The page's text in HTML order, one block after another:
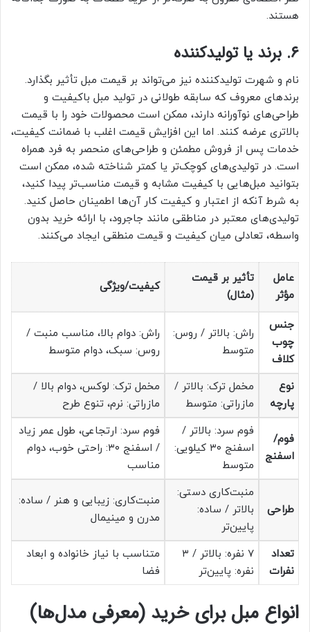
هستند.
۶. برند یا تولیدکننده
نام و شهرت تولیدکننده نیز می‌تواند بر قیمت مبل تأثیر بگذارد.
برندهای معروف که سابقه طولانی در تولید مبل باکیفیت و
طراحی‌های نوآورانه دارند، ممکن است محصولات خود را با قیمت
بالاتری عرضه کنند. اما این افزایش قیمت اغلب با ضمانت کیفیت،
خدمات پس از فروش مطمئن و طراحی‌های منحصر به فرد همراه
است. در تولیدی‌های کوچک‌تر یا کمتر شناخته شده، ممکن است
بتوانید مبل‌هایی با کیفیت مشابه و قیمت مناسب‌تر پیدا کنید،
به شرط آنکه از اعتبار و کیفیت کار آن‌ها اطمینان حاصل کنید.
تولیدی‌های معتبر در مناطقی مانند جاجرود، با ارائه خرید بدون
واسطه، تعادلی میان کیفیت و قیمت منطقی ایجاد می‌کنند.
عامل
مؤثر
تأثیر بر قیمت
(مثال)
کیفیت/ویژگی
جنس
چوب
کلاف
راش: بالاتر / روس:
متوسط
راش: دوام بالا، مناسب منبت /
روس: سبک، دوام متوسط
نوع
پارچه
مخمل ترک: بالاتر /
مازراتی: متوسط
مخمل ترک: لوکس، دوام بالا /
مازراتی: نرم، تنوع طرح
فوم/
اسفنج
فوم سرد: بالاتر /
اسفنج ۳۰ کیلویی:
متوسط
فوم سرد: ارتجاعی، طول عمر زیاد
/ اسفنج ۳۰: راحتی خوب، دوام
مناسب
طراحی
منبت‌کاری دستی:
بالاتر / ساده:
پایین‌تر
منبت‌کاری: زیبایی و هنر / ساده:
مدرن و مینیمال
تعداد
نفرات
۷ نفره: بالاتر / ۳
نفره: پایین‌تر
متناسب با نیاز خانواده و ابعاد
فضا
انواع مبل برای خرید (معرفی مدل‌ها)